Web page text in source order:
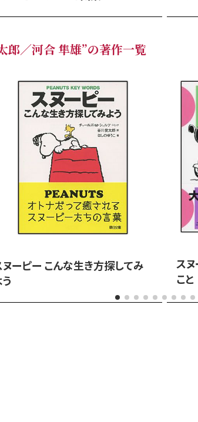
郎／河合 隼雄”の著作一覧
ヌーピー こんな生き方探してみ
ス
こと